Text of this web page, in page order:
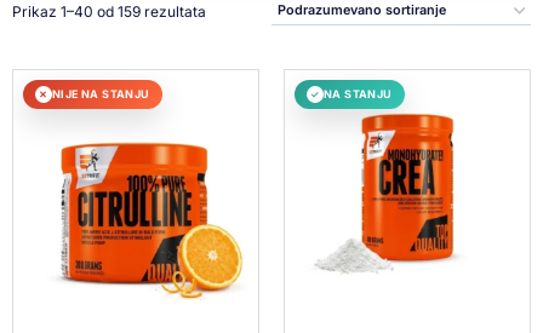
Prikaz 1–40 od 159 rezultata
✕ NIJE NA STANJU ✓ NA STANJU